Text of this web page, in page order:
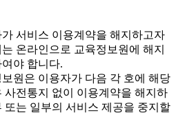
서비스 이용계약을 해지하고자
온라인으로 교육정보원에 해지
야 합니다.
원은 이용자가 다음 각 호에 해당
사전통지 없이 이용계약을 해지하
또는 일부의 서비스 제공을 중지할